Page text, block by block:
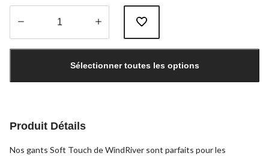
jour
Sélectionner toutes les options
Produit Détails
Nos gants Soft Touch de WindRiver sont parfaits pour les